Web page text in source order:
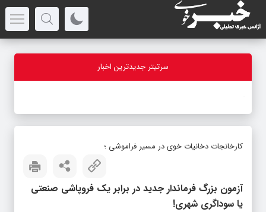
سرتیتر جدیدترین اخبار
کارخانجات دخانیات خوی در مسیر فراموشی ؛
آزمون بزرگ فرماندار جدید در برابر یک فروپاشی صنعتی
یا سوداگری شهری!